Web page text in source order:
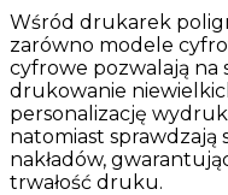
Wśród drukarek
zarówno modele
cyfrowe pozwalają na
drukowanie
personalizację
natomiast
nakładów,
trwałość druku.